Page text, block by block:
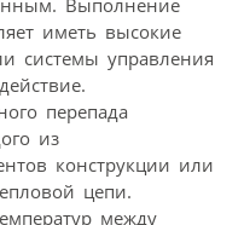
иметь высокие
системы управления
перепада
из
конструкции или
цепи.
между